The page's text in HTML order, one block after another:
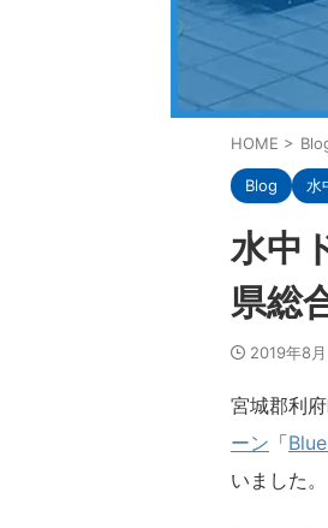
HOME >
Blog 水
水中
県総
2019年8
宮城郡利
ーン 「
いました。